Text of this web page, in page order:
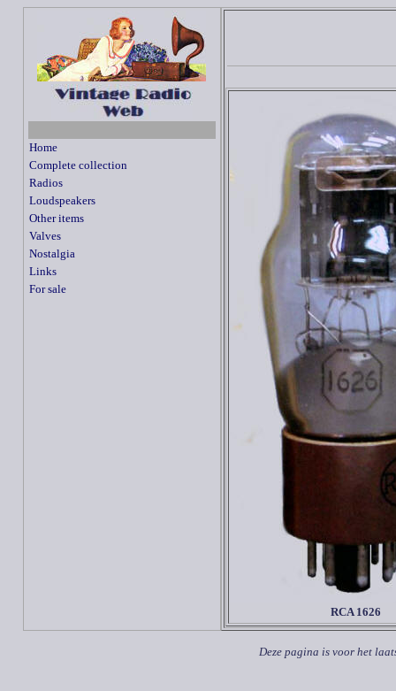
Home
Complete collection
Radios
Loudspeakers
Other items
Valves
Nostalgia
Links
For sale
RCA1626
Deze pagina is voor het